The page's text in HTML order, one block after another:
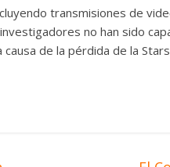
transmisiones de
no han sido
de la pérdida de la